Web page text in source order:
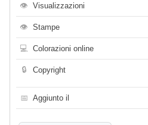
👁 Visualizzazioni
👁 Stampe
💻 Colorazioni online
🔒 Copyright
📅 Aggiunto il